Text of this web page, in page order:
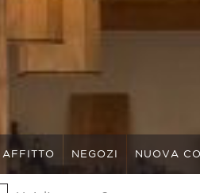
AFFITTO NEGOZI NUOVA